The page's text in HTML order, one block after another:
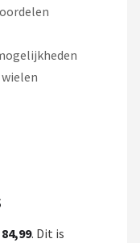
. Dit is